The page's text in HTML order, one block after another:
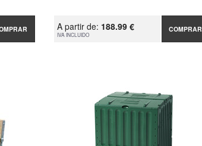
A partir de: 188.99 €
IVA INCLUIDO
COMPRAR